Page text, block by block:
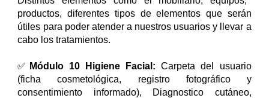
productos, diferentes tipos de elementos que serán
útiles para poder atender a nuestros usuarios y llevar a
cabo los tratamientos.
✅ Módulo 10 Higiene Facial: Carpeta del usuario
(ficha cosmetológica, registro fotográfico y
consentimiento informado), Diagnostico cutáneo,